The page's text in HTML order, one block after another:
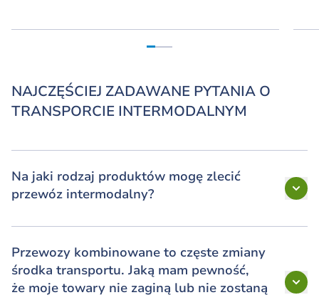
NAJCZĘŚCIEJ ZADAWANE PYTANIA O
TRANSPORCIE INTERMODALNYM
Na jaki rodzaj produktów mogę zlecić
przewóz intermodalny?
Przewozy kombinowane to częste zmiany
środka transportu. Jaką mam pewność,
że moje towary nie zaginą lub nie zostaną